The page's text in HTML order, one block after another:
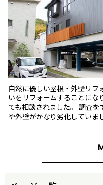
自然に優しい屋根・外壁リフ
いをリフォームすることにな
ても相談されました。 調査
や外壁がかなり劣化してい